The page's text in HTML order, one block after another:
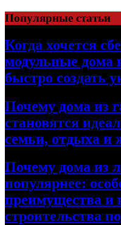
Перейти
к
содержимому
Популярные статьи
Когда хочется
модульные дома
быстро создать
Почему дома из
становятся
семьи, отдыха и
Почему дома из
популярнее:
преимущества и
строительства